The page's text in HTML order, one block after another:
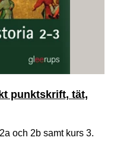
punktskrift, tät,
och 2b samt kurs 3.